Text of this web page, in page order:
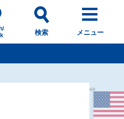
検索 メニュー